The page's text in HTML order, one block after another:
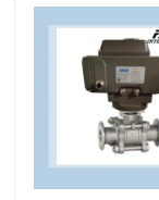
Produkte
Videos